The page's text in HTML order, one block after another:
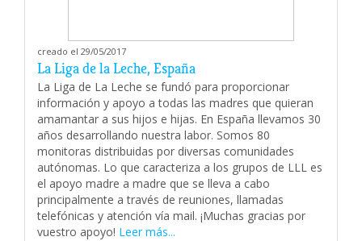
creado el 29/05/2017
La Liga de la Leche, España
La Liga de La Leche se fundó para proporcionar
información y apoyo a todas las madres que quieran
amamantar a sus hijos e hijas. En España llevamos 30
años desarrollando nuestra labor. Somos 80
monitoras distribuidas por diversas comunidades
autónomas. Lo que caracteriza a los grupos de LLL es
el apoyo madre a madre que se lleva a cabo
principalmente a través de reuniones, llamadas
telefónicas y atención vía mail. ¡Muchas gracias por
vuestro apoyo! Leer más...